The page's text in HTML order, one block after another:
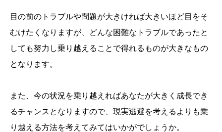
目の前のトラブルや問題が大きければ大きいほど目をそ
むけたくなりますが、どんな困難なトラブルであったと
しても努力し乗り越えることで得れるものが大きなもの
となります。
また、今の状況を乗り越えればあなたが大きく成長でき
るチャンスとなりますので、現実逃避を考えるよりも乗
り越える方法を考えてみてはいかがでしょうか。